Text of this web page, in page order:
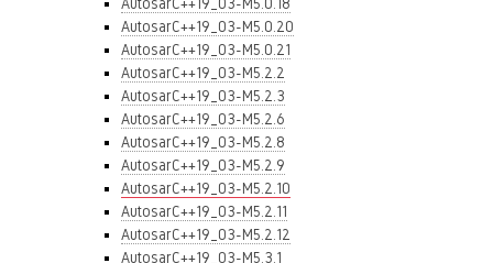
AutosarC++19_03-M5.0.20
AutosarC++19_03-M5.0.21
AutosarC++19_03-M5.2.2
AutosarC++19_03-M5.2.3
AutosarC++19_03-M5.2.6
AutosarC++19_03-M5.2.8
AutosarC++19_03-M5.2.9
AutosarC++19_03-M5.2.10
AutosarC++19_03-M5.2.11
AutosarC++19_03-M5.2.12
AutosarC++19_03-M5.3.1